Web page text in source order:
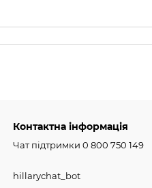
Контактна інформація
Чат підтримки 0 800 750 149
hillarychat_bot